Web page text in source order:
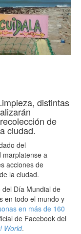
distintas
de
ciudad.
del
marplatense a
acciones de
la ciudad.
Día Mundial de
en todo el mundo y
en más de 160
de Facebook del
World.